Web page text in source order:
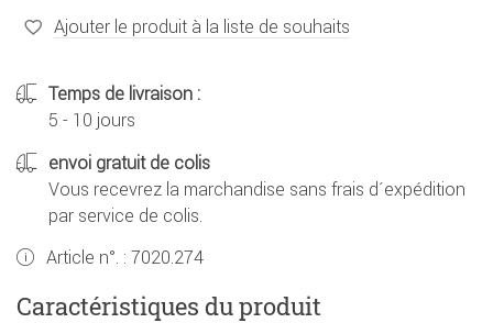
Ajouter le produit à la liste de souhaits
Temps de livraison :
5 - 10 jours
envoi gratuit de colis
Vous recevrez la marchandise sans frais d´expédition
par service de colis.
Article n°. : 7020.274
Caractéristiques du produit